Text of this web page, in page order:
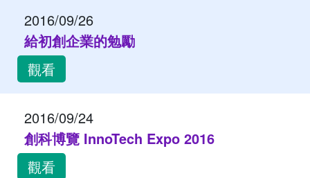
2016/09/26
給初創企業的勉勵
觀看
2016/09/24
創科博覽 InnoTech Expo 2016
觀看